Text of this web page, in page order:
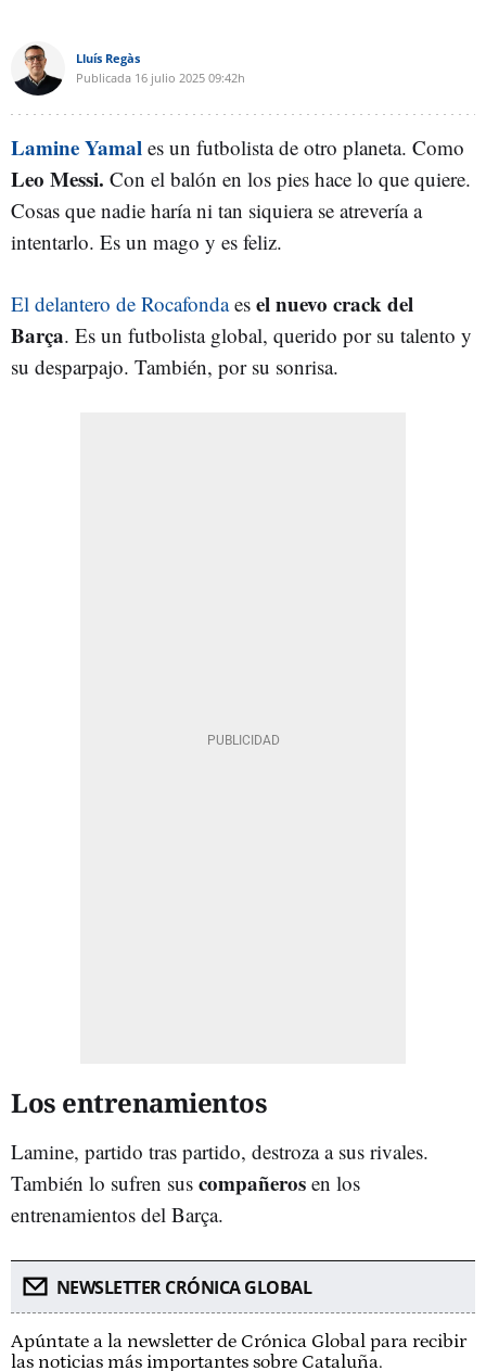
Lluís Regàs
Publicada 16 julio 2025 09:42h
Lamine Yamal es un futbolista de otro planeta. Como
Leo Messi. Con el balón en los pies hace lo que quiere.
Cosas que nadie haría ni tan siquiera se atrevería a
intentarlo. Es un mago y es feliz.
El delantero de Rocafondaes el nuevo crack del
Barça. Es un futbolista global, querido por su talento y
su desparpajo. También, por su sonrisa.
Los entrenamientos
Lamine, partido tras partido, destroza a sus rivales.
También lo sufren sus compañeros en los
entrenamientos del Barça.
NEWSLETTER CRÓNICA GLOBAL
Apúntate a la newsletter de Crónica Global para recibir
las noticias más importantes sobre Cataluña.